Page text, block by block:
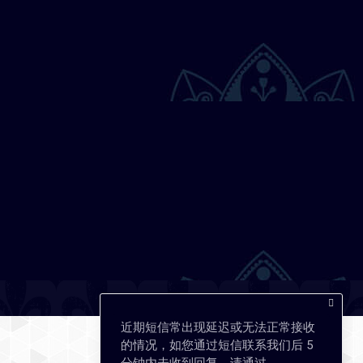
近期短信常出现延迟或无法正常接收
的情况，如您通过短信联系我们后 5